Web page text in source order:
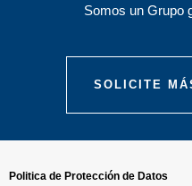
Somos un Grupo
SOLICITE
Politica de Protección de Datos